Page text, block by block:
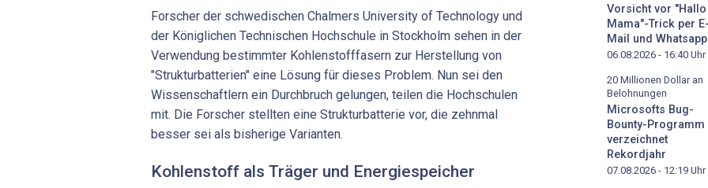
Forscher der schwedischen Chalmers University of Technology und
der Königlichen Technischen Hochschule in Stockholm sehen in der
Verwendung bestimmter Kohlenstofffasern zur Herstellung von
"Strukturbatterien" eine Lösung für dieses Problem. Nun sei den
Wissenschaftlern ein Durchbruch gelungen, teilen die Hochschulen
mit. Die Forscher stellten eine Strukturbatterie vor, die zehnmal
besser sei als bisherige Varianten.
Kohlenstoff als Träger und Energiespeicher
Vorsicht vor "Hallo
Mama"-Trick per E-
Mail und Whatsapp
06.08.2026 - 16:40 Uhr
20 Millionen Dollar an
Belohnungen
Microsofts Bug-
Bounty-Programm
verzeichnet
Rekordjahr
07.08.2026 - 12:19 Uhr